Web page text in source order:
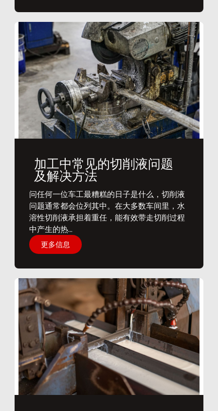
加工中常见的切削液问题
及解决方法
问任何一位车工最糟糕的日子是什么，切削液
问题通常都会位列其中。在大多数车间里，水
溶性切削液承担着重任，能有效带走切削过程
中产生的热...
更多信息